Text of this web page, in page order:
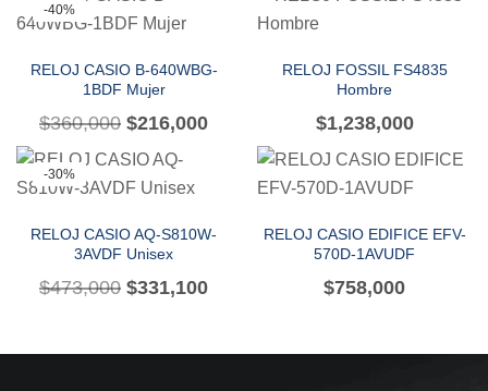
-40%
RELOJ CASIO B-640WBG-
1BDF Mujer
$360,000 $216,000
RELOJ FOSSIL FS4835
Hombre
$1,238,000
-30%
RELOJ CASIO AQ-S810W-
3AVDF Unisex
$473,000 $331,100
RELOJ CASIO EDIFICE EFV-
570D-1AVUDF
$758,000